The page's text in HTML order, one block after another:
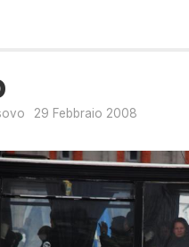
29 Febbraio 2008